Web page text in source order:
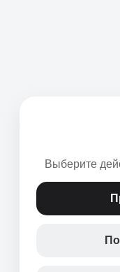
Выберите